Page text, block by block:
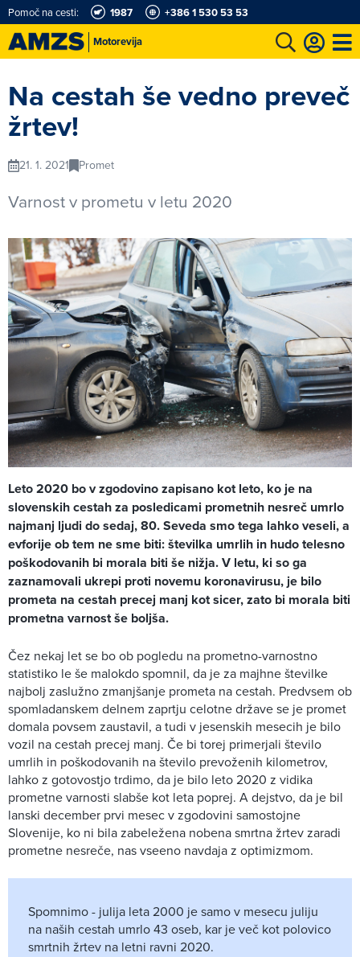
Motorevija
Pomoč na cesti: 1987 +386 1 530 53 53
Na cestah še vedno preveč
žrtev!
21. 1. 2021 Promet
Varnost v prometu v letu 2020
Leto 2020 bo v zgodovino zapisano kot leto, ko je na
slovenskih cestah za posledicami prometnih nesreč umrlo
najmanj ljudi do sedaj, 80. Seveda smo tega lahko veseli, a
evforije ob tem ne sme biti: številka umrlih in hudo telesno
poškodovanih bi morala biti še nižja. V letu, ki so ga
zaznamovali ukrepi proti novemu koronavirusu, je bilo
prometa na cestah precej manj kot sicer, zato bi morala biti
prometna varnost še boljša.
Čez nekaj let se bo ob pogledu na prometno-varnostno
statistiko le še malokdo spomnil, da je za majhne številke
najbolj zaslužno zmanjšanje prometa na cestah. Predvsem ob
spomladanskem delnem zaprtju celotne države se je promet
domala povsem zaustavil, a tudi v jesenskih mesecih je bilo
vozil na cestah precej manj. Če bi torej primerjali število
umrlih in poškodovanih na število prevoženih kilometrov,
lahko z gotovostjo trdimo, da je bilo leto 2020 z vidika
prometne varnosti slabše kot leta poprej. A dejstvo, da je bil
lanski december prvi mesec v zgodovini samostojne
Slovenije, ko ni bila zabeležena nobena smrtna žrtev zaradi
prometne nesreče, nas vseeno navdaja z optimizmom.
Spomnimo - julija leta 2000 je samo v mesecu juliju
na naših cestah umrlo 43 oseb, kar je več kot polovico
smrtnih žrtev na letni ravni 2020.